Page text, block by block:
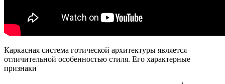
Каркасная система готической архитектуры является
отличительной особенностью стиля. Его характерные
признаки